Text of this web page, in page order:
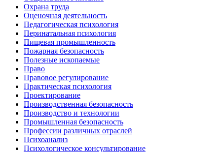
Охрана труда
Оценочная деятельность
Педагогическая психология
Перинатальная психология
Пищевая промышленность
Пожарная безопасность
Полезные ископаемые
Право
Правовое регулирование
Практическая психология
Проектирование
Производственная безопасность
Производство и технологии
Промышленная безопасность
Профессии различных отраслей
Психоанализ
Психологическое консультирование